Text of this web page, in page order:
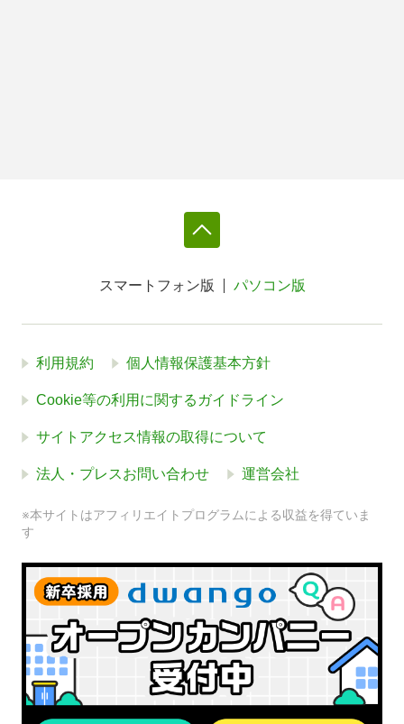
スマートフォン版 パソコン版
利用規約 個人情報保護基本方針
Cookie等の利用に関するガイドライン
サイトアクセス情報の取得について
法人・プレスお問い合わせ 運営会社
※本サイトはアフィリエイトプログラムによる収益を得ていま
す